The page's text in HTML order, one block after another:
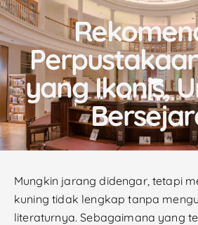
yang Ikonis,
Mungkin jarang didengar, tetapi
kuning tidak lengkap tanpa
literaturnya. Sebagaimana yang